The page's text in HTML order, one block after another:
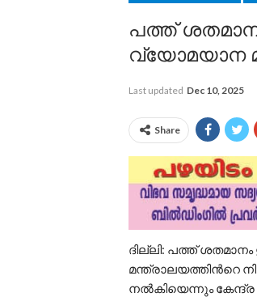
പത്ത്
വ്യോമയാന
Last updated Dec 10, 2025
Share
ദില്ലി: പത്ത്
മന്ത്രാലയത്തിന്‍റെ
നൽകിയെന്നും